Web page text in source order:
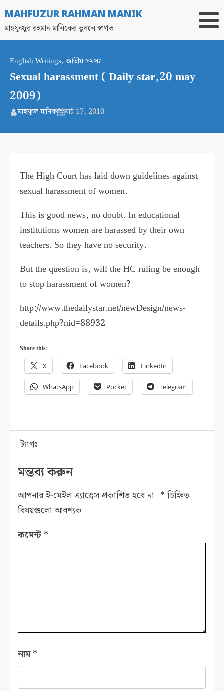
MAHFUZUR RAHMAN MANIK
মাহফুজুর রহমান মানিকের ভুবনে স্বাগত
English Writings,জাতীয় সমস্যা
Sexual harassment ( Daily star,20 may
2009)
মাহফুজ মানিক মার্চ 17, 2010
The High Court has laid down guidelines against
sexual harassment of women.
This is good news, no doubt. In educational
institutions women are harassed by their own
teachers. So they have no security.
But the question is, will the HC ruling be enough
to stop harassment of women?
http://www.thedailystar.net/newDesign/news-
details.php?nid=88932
Share this:
X Facebook LinkedIn
WhatsApp Pocket Telegram
ট্যাগঃ
মন্তব্য করুন
আপনার ই-মেইল এ্যাড্রেস প্রকাশিত হবে না। * চিহ্নিত
বিষয়গুলো আবশ্যক।
কমেন্ট *
নাম*